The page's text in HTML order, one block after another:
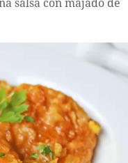
salsa con majado de